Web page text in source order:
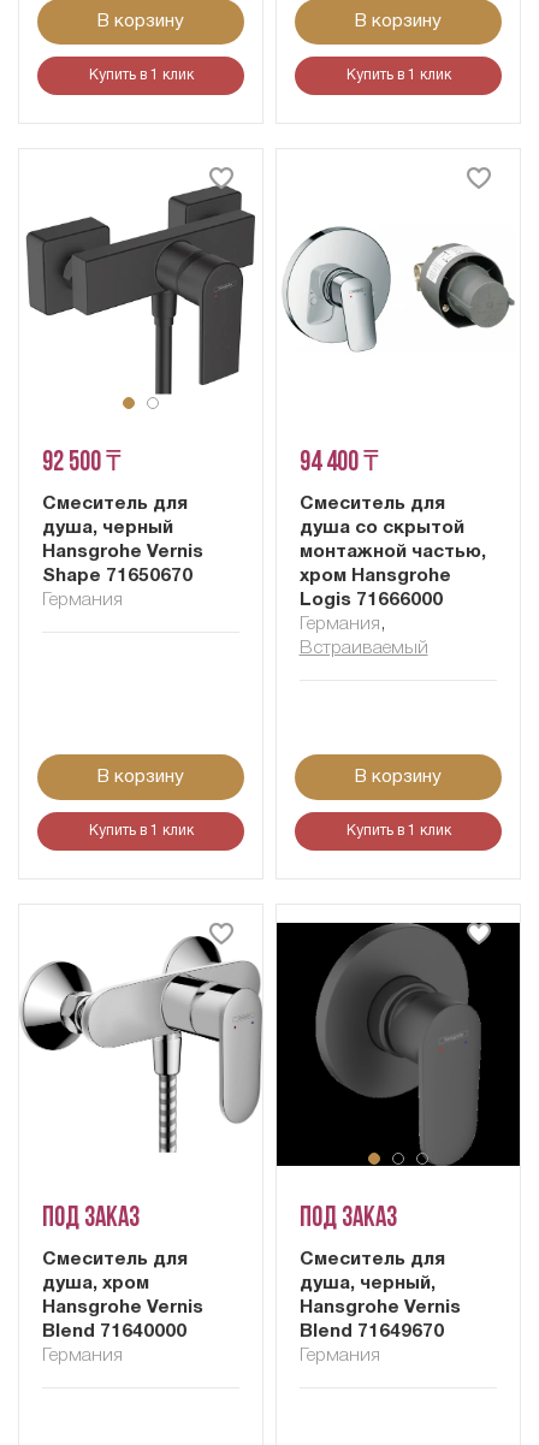
В корзину
Купить в 1 клик
В корзину
Купить в 1 клик
92 500 ₸
Смеситель для
душа, черный
Hansgrohe Vernis
Shape 71650670
Германия
В корзину
Купить в 1 клик
94 400 ₸
Смеситель для
душа со скрытой
монтажной частью,
хром Hansgrohe
Logis 71666000
Германия ,
Встраиваемый
В корзину
Купить в 1 клик
Под заказ
Смеситель для
душа, хром
Hansgrohe Vernis
Blend 71640000
Германия
Под заказ
Смеситель для
душа, черный,
Hansgrohe Vernis
Blend 71649670
Германия